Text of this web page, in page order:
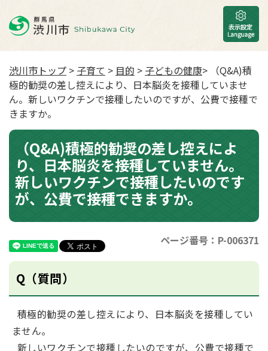
渋川市トップ > 子育て > 目的 > 子どもの健康> （Q&A)積
極的勧奨の差し控えにより、日本脳炎を接種していませ
ん。新しいワクチンで接種したいのですが、公費で接種で
きますか。
（Q&A)積極的勧奨の差し控えによ
り、日本脳炎を接種していません。
新しいワクチンで接種したいのです
が、公費で接種できますか。
ページ番号：P-006371
Q（質問）
積極的勧奨の差し控えにより、日本脳炎を接種してい
ません。
新しいワクチンで接種したいのですが、公費で接種で